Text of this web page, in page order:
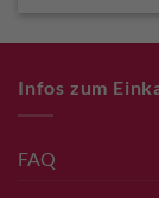
Infos zum
FAQ